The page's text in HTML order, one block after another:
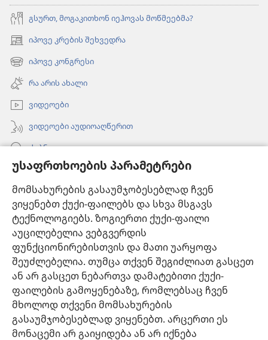
უსაფრთხოების პარამეტრები
მომსახურების გასაუმჯობესებლად ჩვენ
ვიყენებთ ქუქი-ფაილებს და სხვა მსგავს
ტექნოლოგიებს. ზოგიერთი ქუქი-ფაილი
აუცილებელია ვებგვერდის
ფუნქციონირებისთვის და მათი უარყოფა
შეუძლებელია. თუმცა თქვენ შეგიძლიათ გასცეთ
ან არ გასცეთ ნებართვა დამატებითი ქუქი-
ფაილების გამოყენებაზე, რომლებსაც ჩვენ
მხოლოდ თქვენი მომსახურების
გასაუმჯობესებლად ვიყენებთ. არცერთი ეს
მონაცემი არ გაიყიდება ან არ იქნება
გსურთ, მოგაკითხონ იეჰოვას მოწმეებმა?
იპოვე კრების შეხვედრა
(გაიხსნება
ახალი
ფანჯარა)
იპოვე კონგრესი
(გაიხსნება
ახალი
ფანჯარა)
რა არის ახალი
ვიდეოები
ვიდეოები აუდიოაღწერით
ძებნა
ინფორმაცია ექიმებისთვის
ინფორმაცია ოფიციალური პირებისთვის
დახმარება
შესაწირავები
(გაიხსნება
ახალი
ფანჯარა)საგუშაგო კოშკის ონლაინ ბიბლიოთეკა™
(გაიხსნება
ახალი
ფანჯარა)JW Hub
(გაიხსნება
ახალი
ფანჯარა)JW ბიბლიოთეკა